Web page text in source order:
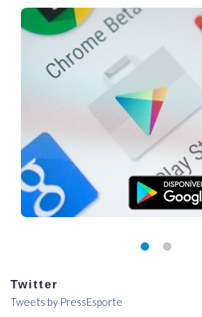
Twitter
Tweets by PressEsporte